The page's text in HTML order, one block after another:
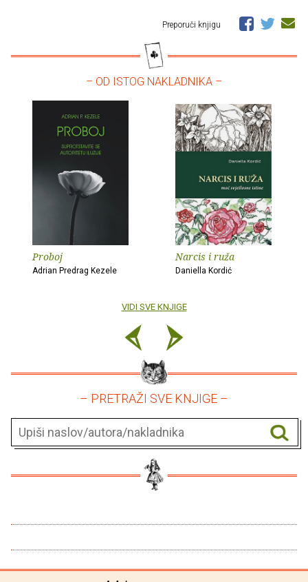
Preporuči knjigu
– OD ISTOG NAKLADNIKA –
Proboj
Adrian Predrag Kezele
Narcis i ruža
Daniella Kordić
VIDI SVE KNJIGE
– PRETRAŽI SVE KNJIGE –